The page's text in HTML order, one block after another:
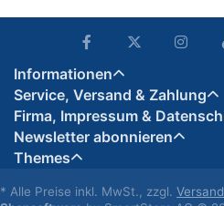
Informationen
Service, Versand & Zahlung
Firma, Impressum &
Newsletter abonnieren
Themes
* Alle Preise inkl. MwSt., zzgl.